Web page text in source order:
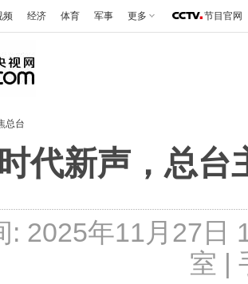
频 经济 体育 军事 更多 节目官网
总台
代新声，总台
: 2025年11月27日
室 |